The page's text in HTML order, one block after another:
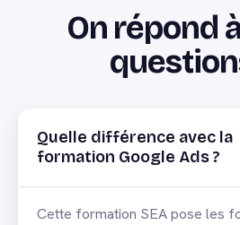
On répond
Quelle différence avec la
formation Google Ads ?
Cette formation SEA pose les